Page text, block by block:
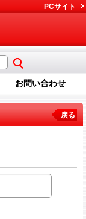
PCサイト
お問い合わせ
戻る